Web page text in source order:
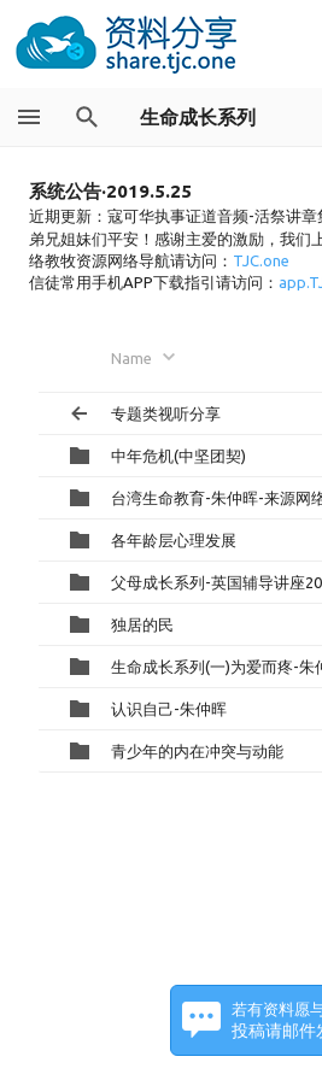
生命成长系列
系统公告·2019.5.25
近期更新：寇可华执事证道音频-活祭讲章
弟兄姐妹们平安！感谢主爱的激励，我们
络教牧资源网络导航请访问： TJC.one
信徒常用手机APP下载指引请访问：
Name
专题类视听分享
中年危机(中坚团契)
台湾生命教育-朱仲晖-来源网
各年龄层心理发展
父母成长系列-英国辅导讲座
独居的民
生命成长系列(一)为爱而疼-朱
认识自己-朱仲晖
青少年的内在冲突与动能
若有资料愿
投稿请邮件